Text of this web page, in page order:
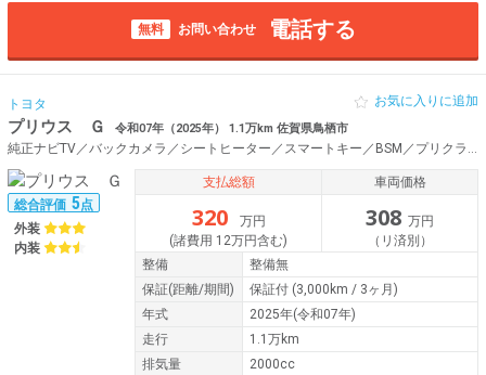
無料 お問い合わせ 電話する
トヨタ
プリウス Ｇ 令和07年（2025年） 1.1万km 佐賀県鳥栖市
お気に入りに追加
総合評価 5点
外装
内装
支払総額
320
万円
(諸費用 12万円含む)
車両価格
308 万円
（リ済別）
整備
整備無
保証(距離/期間) 保証付 (3,000km / 3ヶ月)
年式
2025年(令和07年)
走行
1.1万km
排気量
2000cc